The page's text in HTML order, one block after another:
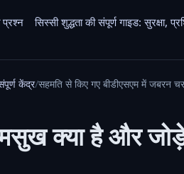
प्रश्न सिस्सी शुद्धता की संपूर्ण गाइड: सुरक्षा,
केंद्र सहमति से किए गए बीडीएसएम में
क्या है और